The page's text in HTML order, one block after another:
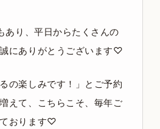
あり、平日からたくさんの
にありがとうございます♡
の楽しみです！」とご予約
えて、こちらこそ、毎年ご
おります♡